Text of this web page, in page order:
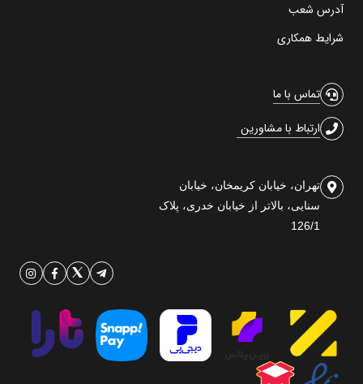
آدرس شعب
شرایط همکاری
تماس با ما
ارتباط با مشاورین
تهران، خیابان کریمخان، خیابان
سنایی، بالاتر از خیابان خدری، پلاک
126/1